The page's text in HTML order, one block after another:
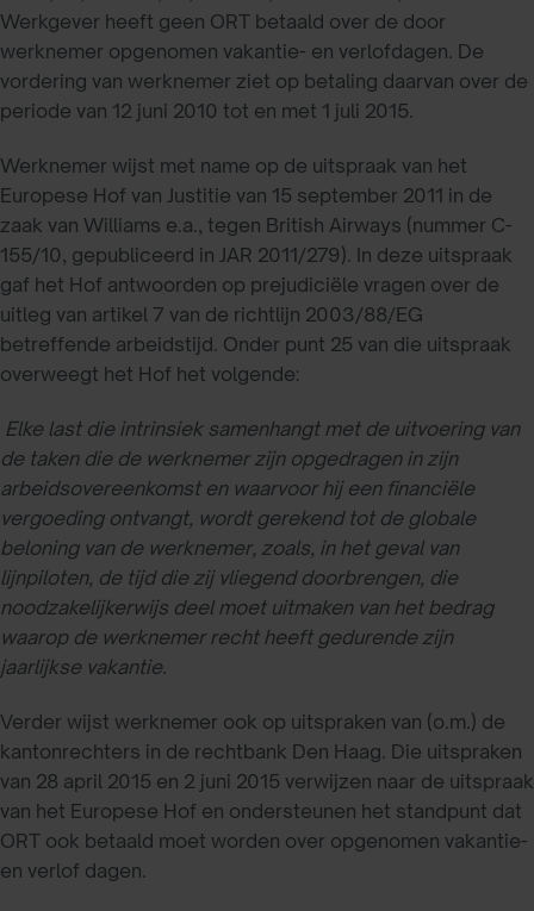
Werkgever heeft geen ORT betaald over de door
werknemer opgenomen vakantie- en verlofdagen. De
vordering van werknemer ziet op betaling daarvan over de
periode van 12 juni 2010 tot en met 1 juli 2015.
Werknemer wijst met name op de uitspraak van het
Europese Hof van Justitie van 15 september 2011 in de
zaak van Williams e.a., tegen British Airways (nummer C-
155/10, gepubliceerd in JAR 2011/279). In deze uitspraak
gaf het Hof antwoorden op prejudiciële vragen over de
uitleg van artikel 7 van de richtlijn 2003/88/EG
betreffende arbeidstijd. Onder punt 25 van die uitspraak
overweegt het Hof het volgende:
Elke last die intrinsiek samenhangt met de uitvoering van
de taken die de werknemer zijn opgedragen in zijn
arbeidsovereenkomst en waarvoor hij een financiële
vergoeding ontvangt, wordt gerekend tot de globale
beloning van de werknemer, zoals, in het geval van
lijnpiloten, de tijd die zij vliegend doorbrengen, die
noodzakelijkerwijs deel moet uitmaken van het bedrag
waarop de werknemer recht heeft gedurende zijn
jaarlijkse vakantie.
Verder wijst werknemer ook op uitspraken van (o.m.) de
kantonrechters in de rechtbank Den Haag. Die uitspraken
van 28 april 2015 en 2 juni 2015 verwijzen naar de uitspraak
van het Europese Hof en ondersteunen het standpunt dat
ORT ook betaald moet worden over opgenomen vakantie-
en verlof dagen.